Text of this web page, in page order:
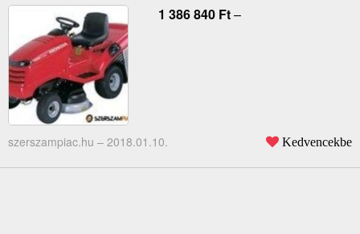
1 386 840 Ft–
szerszampiac.hu – 2018.01.10. Kedvencekbe